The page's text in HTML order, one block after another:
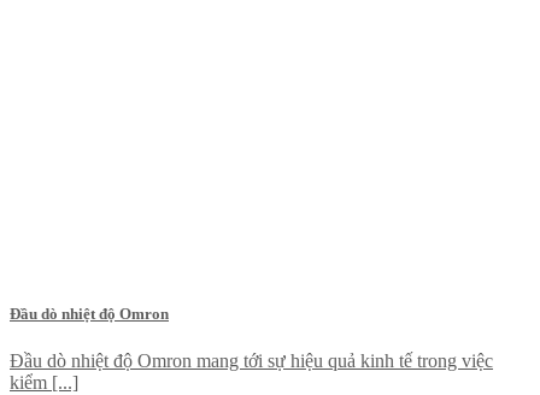
Đầu dò nhiệt độ Omron
Đầu dò nhiệt độ Omron mang tới sự hiệu quả kinh tế trong việc
kiểm [...]